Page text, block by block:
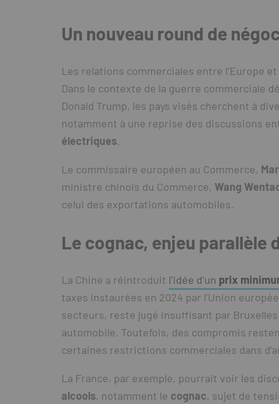
Un nouveau round de
Les relations commerciales entre l’Europe
Dans le contexte de la guerre commerciale
Donald Trump, les pays visés cherchent à
notamment à une reprise des discussions
électriques.
Le commissaire européen au Commerce,
ministre chinois du Commerce, Wang
celui des exportations automobiles.
Le cognac, enjeu parallèle
La Chine a réintroduit l’idée d’un prix
taxes instaurées en 2024 par l’Union
secteurs, reste jugé insuffisant par
automobile. Toutefois, des compromis
certaines restrictions commerciales dans
La France, par exemple, pourrait voir les
alcools, notamment le cognac, sujet de